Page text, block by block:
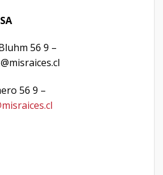
56 9 –
56 9 –